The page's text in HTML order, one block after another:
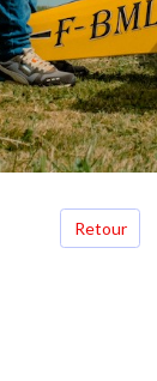
Retour